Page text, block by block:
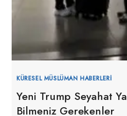
KÜRESEL MÜSLÜMAN HABERLERI
Yeni Trump Seyahat
Bilmeniz Gerekenler